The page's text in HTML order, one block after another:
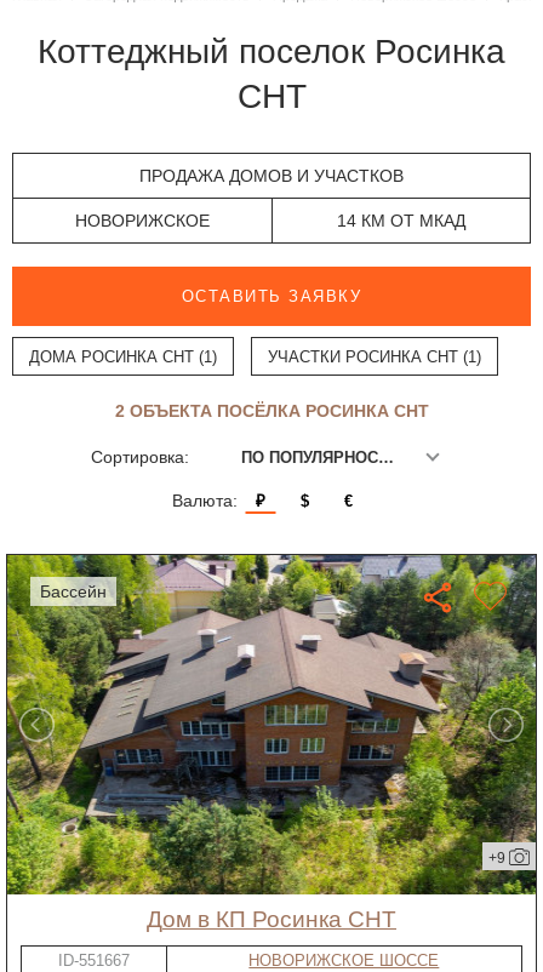
Коттеджный поселок Росинка
СНТ
ПРОДАЖА ДОМОВ И УЧАСТКОВ
НОВОРИЖСКОЕ 14 КМ ОТ МКАД
ОСТАВИТЬ ЗАЯВКУ
ДОМА РОСИНКА СНТ (1) УЧАСТКИ РОСИНКА СНТ (1)
2 ОБЪЕКТА ПОСЁЛКА РОСИНКА СНТ
Сортировка: ПО ПОПУЛЯРНОСТИ
Валюта: ₽ $ €
бассейн
+9
дом в КП Росинка СНТ
ID-551667
НОВОРИЖСКОЕ ШОССЕ